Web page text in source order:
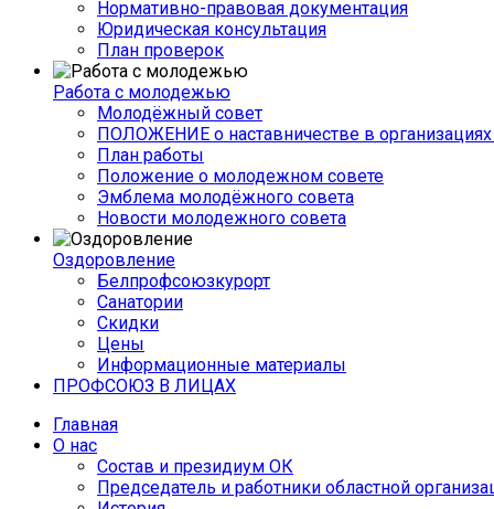
Нормативно-правовая документация
Юридическая консультация
План проверок
Работа с молодежью
Молодёжный совет
ПОЛОЖЕНИЕ о наставничестве в организациях
План работы
Положение о молодежном совете
Эмблема молодёжного совета
Новости молодежного совета
Оздоровление
Белпрофсоюзкурорт
Санатории
Скидки
Цены
Информационные материалы
ПРОФСОЮЗ В ЛИЦАХ
Главная
О нас
Состав и президиум ОК
Председатель и работники областной